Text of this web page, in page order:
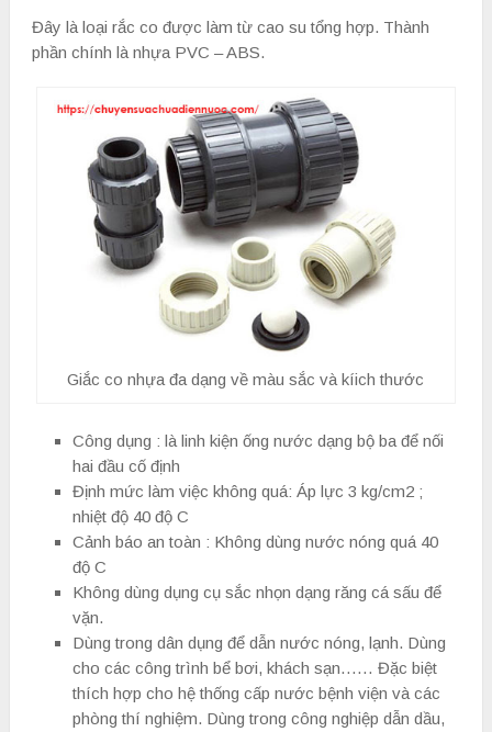
Đây là loại rắc co được làm từ cao su tổng hợp. Thành
phần chính là nhựa PVC – ABS.
Giắc co nhựa đa dạng về màu sắc và kíich thước
Công dụng : là linh kiện ống nước dạng bộ ba để nối
hai đầu cố định
Định mức làm việc không quá: Áp lực 3 kg/cm2 ;
nhiệt độ 40 độ C
Cảnh báo an toàn : Không dùng nước nóng quá 40
độ C
Không dùng dụng cụ sắc nhọn dạng răng cá sấu để
vặn.
Dùng trong dân dụng để dẫn nước nóng, lạnh. Dùng
cho các công trình bể bơi, khách sạn…… Đặc biệt
thích hợp cho hệ thống cấp nước bệnh viện và các
phòng thí nghiệm. Dùng trong công nghiệp dẫn dầu,